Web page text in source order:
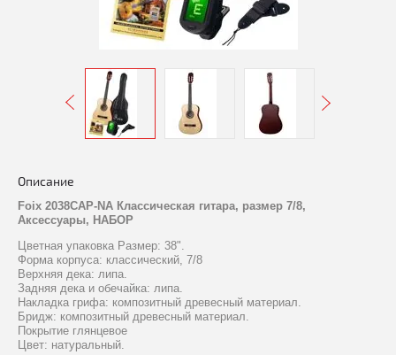
Описание
Foix 2038CAP-NA Классическая гитара, размер 7/8,
Аксессуары, НАБОР
Цветная упаковка Размер: 38".
Форма корпуса: классический, 7/8
Верхняя дека: липа.
Задняя дека и обечайка: липа.
Накладка грифа: композитный древесный материал.
Бридж: композитный древесный материал.
Покрытие глянцевое
Цвет: натуральный.